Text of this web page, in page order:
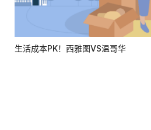
生活成本PK！西雅图VS温哥华